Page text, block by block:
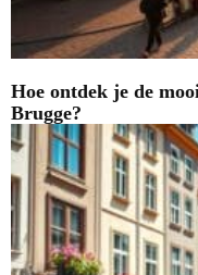
Hoe ontdek je de
Brugge?